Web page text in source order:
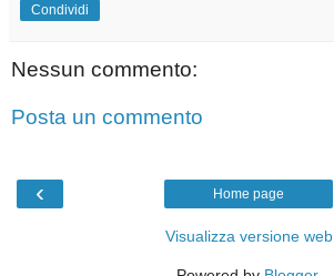
Condividi
Nessun commento:
Posta un commento
‹ Home page
Visualizza versione web